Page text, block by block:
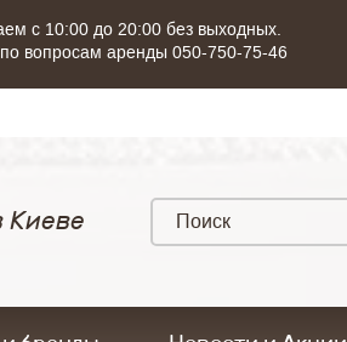
с 10:00 до 20:00 без выходных.
вопросам аренды 050-750-75-46